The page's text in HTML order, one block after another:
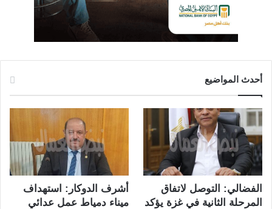
أحدث المواضيع
الفضالي: التوصل لاتفاق
المرحلة الثانية في غزة يؤكد
أشرف الدوكار: استهداف
ميناء دمياط عمل عدائي